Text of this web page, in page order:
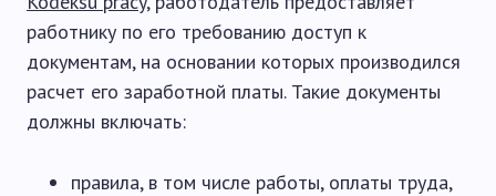
работнику по его требованию доступ к
документам, на основании которых производился
расчет его заработной платы. Такие документы
должны включать:
правила, в том числе работы, оплаты труда,